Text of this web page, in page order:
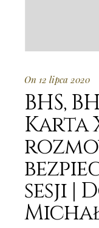
On 12 lipca 2020
BHS,
Karta
sesji |